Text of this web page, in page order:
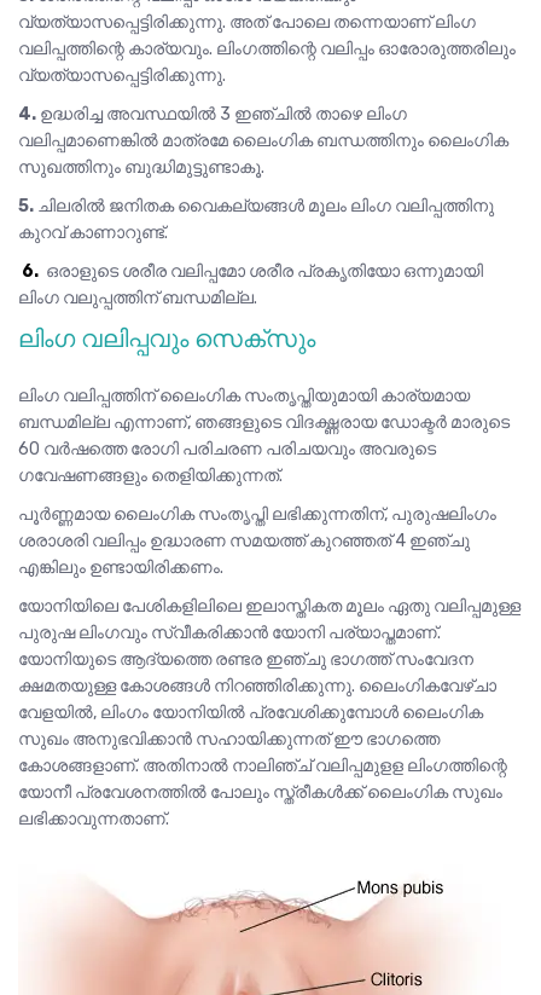
വ്യത്യാസപ്പെട്ടിരിക്കുന്നു. അത് പോലെ തന്നെയാണ് ലിംഗ
വലിപ്പത്തിന്റെ കാര്യവും. ലിംഗത്തിന്റെ വലിപ്പം ഓരോരുത്തരിലും
വ്യത്യാസപ്പെട്ടിരിക്കുന്നു.
4. ഉദ്ധരിച്ച അവസ്ഥയിൽ 3 ഇഞ്ചിൽ താഴെ ലിംഗ
വലിപ്പമാണെങ്കിൽ മാത്രമേ ലൈംഗിക ബന്ധത്തിനും ലൈംഗിക
സുഖത്തിനും ബുദ്ധിമുട്ടുണ്ടാകൂ.
5. ചിലരിൽ ജനിതക വൈകല്യങ്ങൾ മൂലം ലിംഗ വലിപ്പത്തിനു
കുറവ് കാണാറുണ്ട്.
6. ഒരാളുടെ ശരീര വലിപ്പമോ ശരീര പ്രകൃതിയോ ഒന്നുമായി
ലിംഗ വലുപ്പത്തിന് ബന്ധമില്ല.
ലിംഗ വലിപ്പവും സെക്സും
ലിംഗ വലിപ്പത്തിന് ലൈംഗിക സംതൃപ്തിയുമായി കാര്യമായ
ബന്ധമില്ല എന്നാണ്, ഞങ്ങളുടെ വിദഗ്ദ്ധരായ ഡോക്ടർ മാരുടെ
60 വർഷത്തെ രോഗി പരിചരണ പരിചയവും അവരുടെ
ഗവേഷണങ്ങളും തെളിയിക്കുന്നത്.
പൂർണ്ണമായ ലൈംഗിക സംതൃപ്തി ലഭിക്കുന്നതിന്, പുരുഷലിംഗം
ശരാശരി വലിപ്പം ഉദ്ധാരണ സമയത്ത് കുറഞ്ഞത് 4 ഇഞ്ചു
എങ്കിലും ഉണ്ടായിരിക്കണം.
യോനിയിലെ പേശികളിലിലെ ഇലാസ്തികത മൂലം ഏതു വലിപ്പമുള്ള
പുരുഷ ലിംഗവും സ്വീകരിക്കാൻ യോനി പര്യാപ്തമാണ്.
യോനിയുടെ ആദ്യത്തെ രണ്ടര ഇഞ്ചു ഭാഗത്ത് സംവേദന
ക്ഷമതയുള്ള കോശങ്ങൾ നിറഞ്ഞിരിക്കുന്നു. ലൈംഗികവേഴ്ചാ
വേളയിൽ, ലിംഗം യോനിയിൽ പ്രവേശിക്കുമ്പോൾ ലൈംഗിക
സുഖം അനുഭവിക്കാൻ സഹായിക്കുന്നത് ഈ ഭാഗത്തെ
കോശങ്ങളാണ്. അതിനാൽ നാലിഞ്ച് വലിപ്പമുളള ലിംഗത്തിന്റെ
യോനീ പ്രവേശനത്തിൽ പോലും സ്ത്രീകൾക്ക് ലൈംഗിക സുഖം
ലഭിക്കാവുന്നതാണ്.